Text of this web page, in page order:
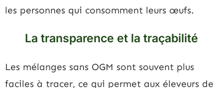
les personnes qui consomment leurs œufs.
La transparence et la traçabilité
Les mélanges sans OGM sont souvent plus
faciles à tracer, ce qui permet aux éleveurs de